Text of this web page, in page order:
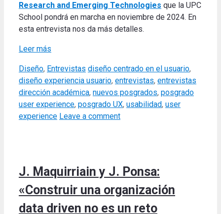
Research and Emerging Technologies que la UPC
School pondrá en marcha en noviembre de 2024. En
esta entrevista nos da más detalles.
Leer más
Categories
Diseño, Entrevistas Tags
diseño centrado en el usuario,
diseño experiencia usuario, entrevistas, entrevistas
dirección académica, nuevos posgrados, posgrado
user experience, posgrado UX, usabilidad, user
experience Leave a comment
J. Maquirriain y J. Ponsa:
«Construir una organización
data driven no es un reto